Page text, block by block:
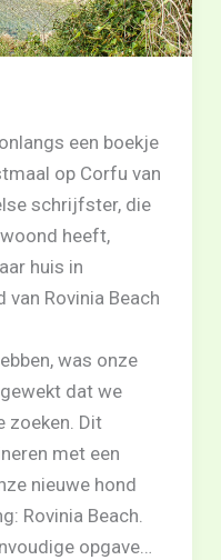
een boekje
op Corfu van
schrijfster, die
heeft,
huis in
van Rovinia Beach
was onze
dat we
zoeken. Dit
met een
nieuwe hond
Rovinia Beach.
opgave…